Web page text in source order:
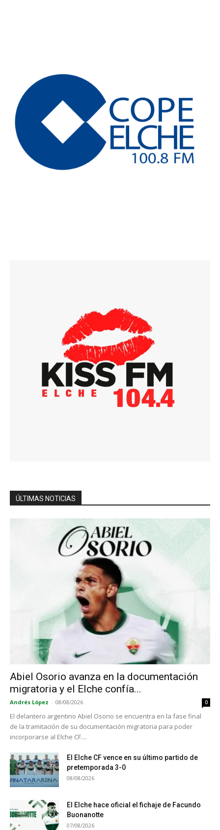
ÚLTIMAS NOTICIAS
Abiel Osorio avanza en la documentación
migratoria y el Elche confía...
Andrés López - 08/08/2026 0
El delantero argentino Abiel Osorio se encuentra en la fase final
de la tramitación de su documentación migratoria para poder
incorporarse al Elche CF....
El Elche CF vence en su último partido de
pretemporada 3-0
08/08/2026
El Elche hace oficial el fichaje de Facundo
Buonanotte
07/08/2026